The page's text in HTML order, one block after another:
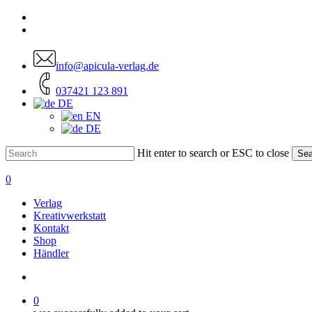
Skip
content
info@apicula-verlag.de
037421 123 891
DE
EN
DE
Hit enter to search or ESC to close
Search
account
0
Verlag
Kreativwerkstatt
Kontakt
Shop
Händler
0